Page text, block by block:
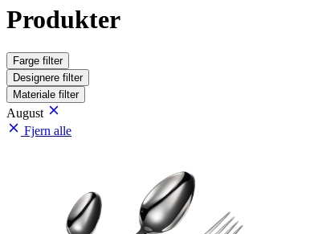
Produkter
Farge filter
Designere filter
Materiale filter
August
Fjern alle